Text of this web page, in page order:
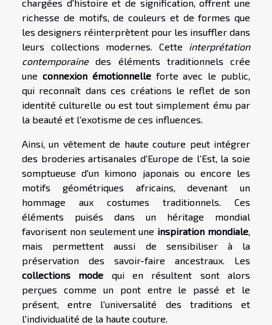
chargées d'histoire et de signification, offrent une
richesse de motifs, de couleurs et de formes que
les designers réinterprètent pour les insuffler dans
leurs collections modernes. Cette
interprétation
contemporainedes éléments traditionnels crée
une connexion émotionnelleforte avec le public,
qui reconnaît dans ces créations le reflet de son
identité culturelle ou est tout simplement ému par
la beauté et l'exotisme de ces influences.
Ainsi, un vêtement de haute couture peut intégrer
des broderies artisanales d'Europe de l'Est, la soie
somptueuse d'un kimono japonais ou encore les
motifs géométriques africains, devenant un
hommage aux costumes traditionnels. Ces
éléments puisés dans un héritage mondial
favorisent non seulement une inspiration mondiale
mais permettent aussi de sensibiliser à la
préservation des savoir-faire ancestraux. Les
collections mode qui en résultent sont alors
perçues comme un pont entre le passé et le
présent, entre l'universalité des traditions et
l'individualité de la haute couture.